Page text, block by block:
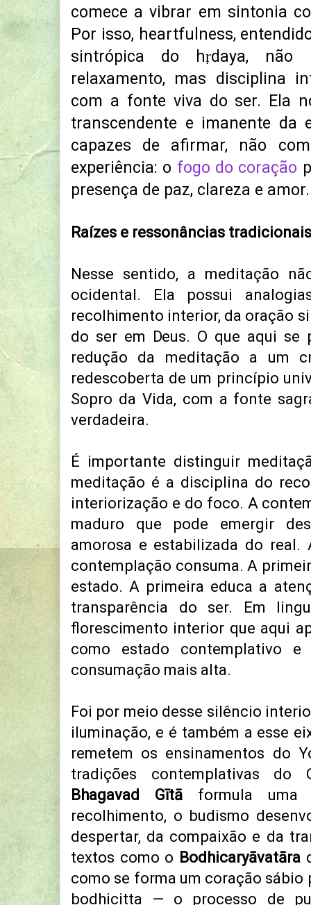
comece a vibrar em sintonia
Por isso, heartfulness,
sintrópica do hṛdaya,
relaxamento, mas disciplina
com a fonte viva do ser. Ela
transcendente e imanente da
capazes de afirmar, não
experiência: o fogo do coração
presença de paz, clareza e amor.
Raízes e ressonâncias tradicionais
Nesse sentido, a meditação
ocidental. Ela possui
recolhimento interior, da oração
do ser em Deus. O que aqui se
redução da meditação a um
redescoberta de um princípio
Sopro da Vida, com a fonte
verdadeira.
É importante distinguir
meditação é a disciplina do
interiorização e do foco. A
maduro que pode emergir
amorosa e estabilizada do real.
contemplação consuma. A
estado. A primeira educa a
transparência do ser. Em
florescimento interior que aqui
como estado contemplativo
consumação mais alta.
Foi por meio desse silêncio
iluminação, e é também a esse
remetem os ensinamentos do
tradições contemplativas do
Bhagavad Gītā formula uma
recolhimento, o budismo
despertar, da compaixão e da
textos como o Bodhicaryāvatāra
como se forma um coração
bodhicitta — o processo de